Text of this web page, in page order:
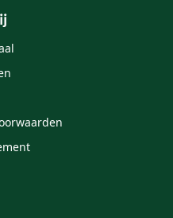
e-mail en site opslaan in
keer wanneer ik